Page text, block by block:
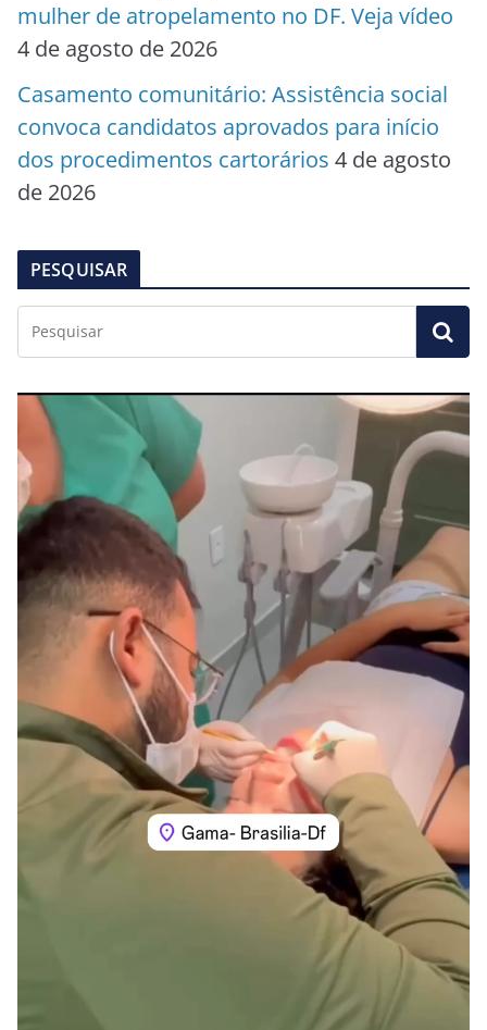
mulher de atropelamento no DF. Veja vídeo
4 de agosto de 2026
Casamento comunitário: Assistência social
convoca candidatos aprovados para início
dos procedimentos cartorários 4 de agosto
de 2026
PESQUISAR